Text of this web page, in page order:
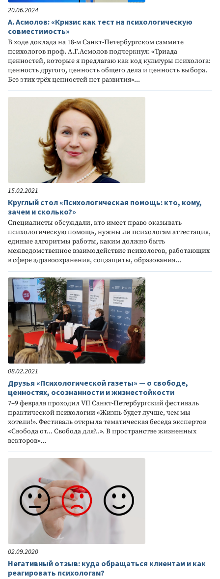
20.06.2024
А. Асмолов: «Кризис как тест на психологическую
совместимость»
В ходе доклада на 18-м Санкт-Петербургском саммите
психологов проф. А.Г.Асмолов подчеркнул: «Триада
ценностей, которые я предлагаю как код культуры психолога:
ценность другого, ценность общего дела и ценность выбора.
Без этих трёх ценностей нет развития»...
15.02.2021
Круглый стол «Психологическая помощь: кто, кому,
зачем и сколько?»
Специалисты обсуждали, кто имеет право оказывать
психологическую помощь, нужны ли психологам аттестация,
единые алгоритмы работы, каким должно быть
межведомственное взаимодействие психологов, работающих
в сфере здравоохранения, соцзащиты, образования...
08.02.2021
Друзья «Психологической газеты» — о свободе,
ценностях, осознанности и жизнестойкости
7–9 февраля проходил VII Санкт-Петербургский фестиваль
практической психологии «Жизнь будет лучше, чем мы
хотели!». Фестиваль открыла тематическая беседа экспертов
«Свобода от... Свобода для?..». В пространстве жизненных
векторов»...
02.09.2020
Негативный отзыв: куда обращаться клиентам и как
реагировать психологам?